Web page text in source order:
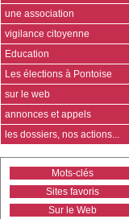
une association
vigilance citoyenne
Education
Les élections à Pontoise
sur le web
annonces et appels
les dossiers, nos actions...
Mots-clés
Sites favoris
Sur le Web